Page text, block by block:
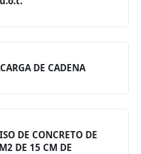
DE CADENA
DE CONCRETO DE
DE 15 CM DE